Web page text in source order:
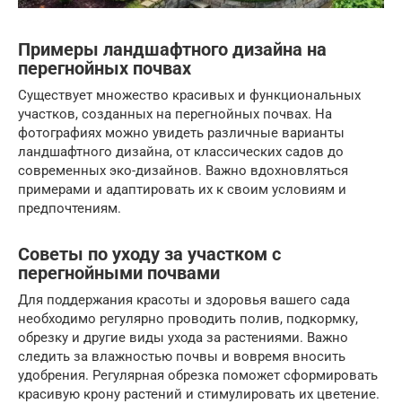
Примеры ландшафтного дизайна на
перегнойных почвах
Существует множество красивых и функциональных
участков, созданных на перегнойных почвах. На
фотографиях можно увидеть различные варианты
ландшафтного дизайна, от классических садов до
современных эко-дизайнов. Важно вдохновляться
примерами и адаптировать их к своим условиям и
предпочтениям.
Советы по уходу за участком с
перегнойными почвами
Для поддержания красоты и здоровья вашего сада
необходимо регулярно проводить полив, подкормку,
обрезку и другие виды ухода за растениями. Важно
следить за влажностью почвы и вовремя вносить
удобрения. Регулярная обрезка поможет сформировать
красивую крону растений и стимулировать их цветение.